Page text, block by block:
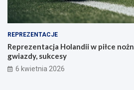
REPREZENTACJE
Reprezentacja Holandii w piłce
gwiazdy, sukcesy
6 kwietnia 2026